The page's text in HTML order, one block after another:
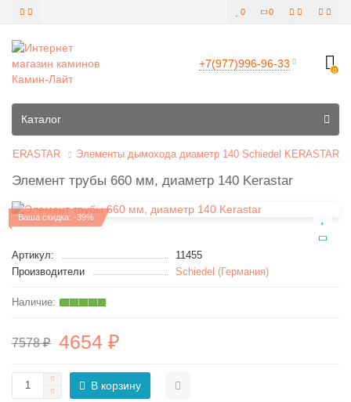
0
0
+7(977)996-96-33
0
Каталог
KERASTAR Элементы дымохода диаметр 140 Schiedel KERASTAR
Элемент трубы 660 мм, диаметр 140 Kerastar
Ваша скидка: -39%
Артикул:
11455
Производители
Schiedel (Германия)
7578 ₽ 4654 ₽
В корзину